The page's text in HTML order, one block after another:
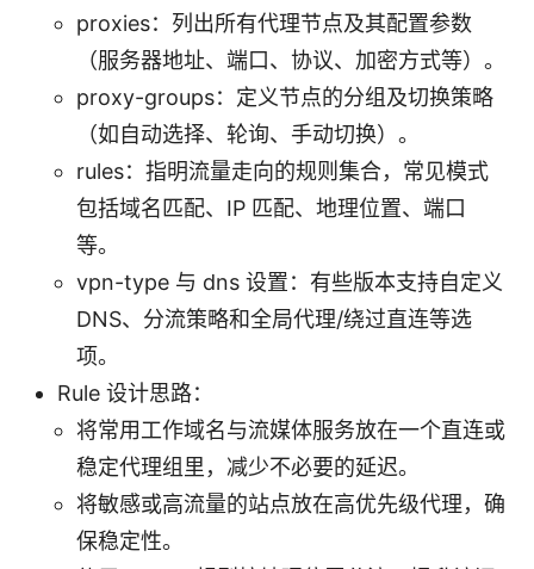
proxies：列出所有代理节点及其配置参数
（服务器地址、端口、协议、加密方式等）。
proxy-groups：定义节点的分组及切换策略
（如自动选择、轮询、手动切换）。
rules：指明流量走向的规则集合，常见模式
包括域名匹配、IP 匹配、地理位置、端口
等。
vpn-type 与 dns 设置：有些版本支持自定义
DNS、分流策略和全局代理/绕过直连等选
项。
Rule 设计思路：
将常用工作域名与流媒体服务放在一个直连或
稳定代理组里，减少不必要的延迟。
将敏感或高流量的站点放在高优先级代理，确
保稳定性。